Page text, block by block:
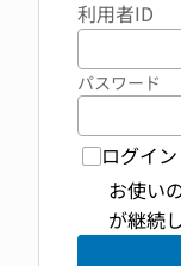
利用者ID
パスワード
ログイ
お使い
が継続